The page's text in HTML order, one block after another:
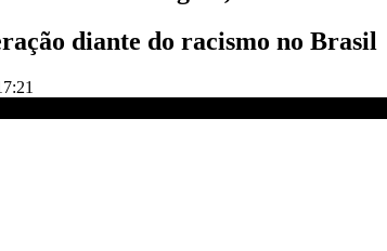
diante do racismo no Brasil